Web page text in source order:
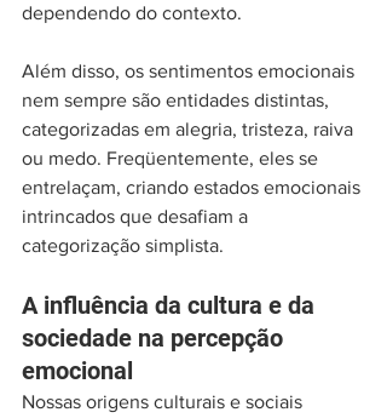
dependendo do contexto.
Além disso, os sentimentos emocionais
nem sempre são entidades distintas,
categorizadas em alegria, tristeza, raiva
ou medo. Freqüentemente, eles se
entrelaçam, criando estados emocionais
intrincados que desafiam a
categorização simplista.
A influência da cultura e da
sociedade na percepção
emocional
Nossas origens culturais e sociais